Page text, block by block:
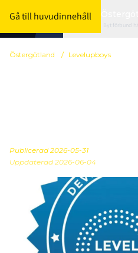
Gå till huvudinnehåll
Byt förbund här
Östergötland / Levelupboys
Publicerad 2026-05-31
Uppdaterad 2026-06-04